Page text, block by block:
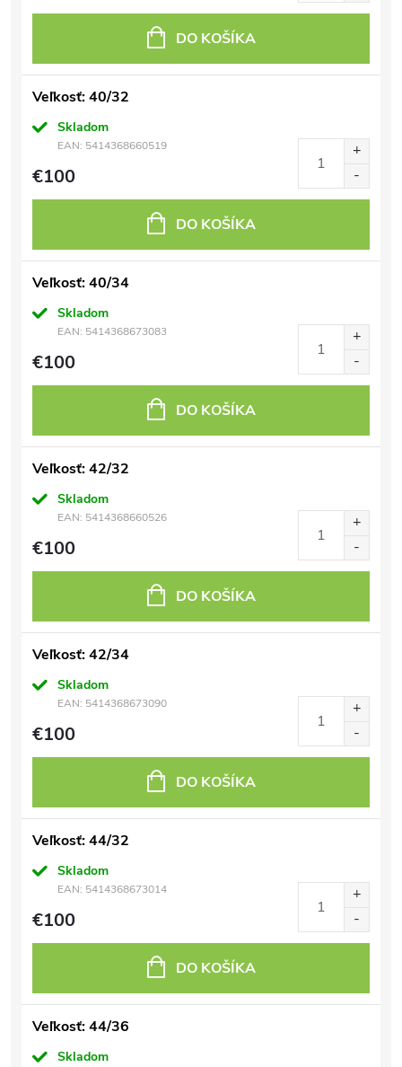
DO KOŠÍKA
Veľkosť: 40/32
Skladom
EAN: 5414368660519
€100
DO KOŠÍKA
Veľkosť: 40/34
Skladom
EAN: 5414368673083
€100
DO KOŠÍKA
Veľkosť: 42/32
Skladom
EAN: 5414368660526
€100
DO KOŠÍKA
Veľkosť: 42/34
Skladom
EAN: 5414368673090
€100
DO KOŠÍKA
Veľkosť: 44/32
Skladom
EAN: 5414368673014
€100
DO KOŠÍKA
Veľkosť: 44/36
Skladom